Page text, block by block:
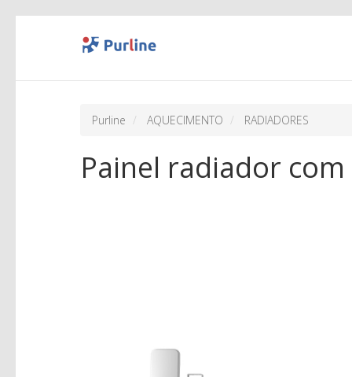
Purline AQUECIMENTO RADIADORES
Painel radiador